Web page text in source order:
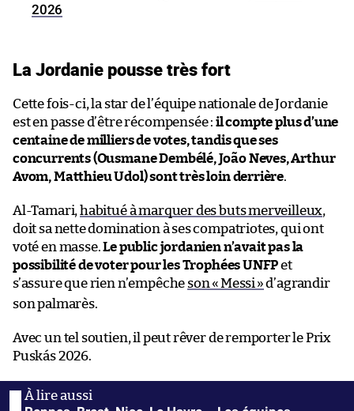
2026
La Jordanie pousse très fort
Cette fois-ci, la star de l’équipe nationale de Jordanie
est en passe d’être récompensée : il compte plus d’une
centaine de milliers de votes, tandis que ses
concurrents (Ousmane Dembélé, João Neves, Arthur
Avom, Matthieu Udol) sont très loin derrière.
Al-Tamari, habitué à marquer des buts merveilleux,
doit sa nette domination à ses compatriotes, qui ont
voté en masse.Le public jordanien n’avait pas la
possibilité de voter pour les Trophées UNFPet
s’assure que rien n’empêche son «Messi »d’agrandir
son palmarès.
Avec un tel soutien, il peut rêver de remporter le Prix
Puskás 2026.